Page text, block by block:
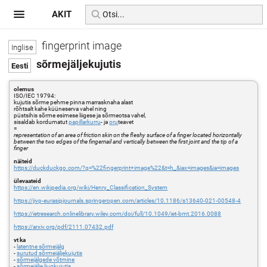
fingerprint image
sõrmejäljekujutis
olemus
ISO/IEC 19794:
kujutis sõrme pehme pinna marrasknaha alast
rõhtsalt kahe küüneserva vahel ning
püstsihis sõrme esimese liigese ja sõrmeotsa vahel,
sisaldab kordumatutpapillarkurru- jaoruteavet
=
representation of an area of friction skin on the fleshy surface of a finger located horizontally
between the two edges of the fingernail and vertically between the first joint and the tip of a
finger
näiteid
https://duckduckgo.com/?q=%22fingerprint+image%22&t=h_&iax=images&ia=images
ülevaateid
https://en.wikipedia.org/wiki/Henry_Classification_System
https://jivp-eurasipjournals.springeropen.com/articles/10.1186/s13640-021-00548-4
https://ietresearch.onlinelibrary.wiley.com/doi/full/10.1049/iet-bmt.2016.0088
https://arxiv.org/pdf/2111.07432.pdf
vt ka
- latentne sõrmejälg
-surutud sõrmejäljekujutis
-sõrmejälgede võtmine
AKIT